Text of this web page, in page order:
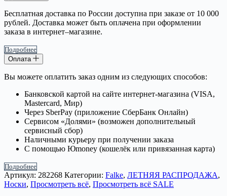
Бесплатная доставка по России доступна при заказе от 10 000
рублей. Доставка может быть оплачена при оформлении
заказа в интернет–магазине.
Подробнее
Оплата
Вы можете оплатить заказ одним из следующих способов:
Банковской картой на сайте интернет-магазина (VISA,
Mastercard, Мир)
Через SberPay (приложение СберБанк Онлайн)
Сервисом «Долями» (возможен дополнительный
сервисный сбор)
Наличными курьеру при получении заказа
С помощью Юmoney (кошелёк или привязанная карта)
Подробнее
Артикул: 282268 Категории: Falke, ЛЕТНЯЯ РАСПРОДАЖА,
Носки, Просмотреть всё, Просмотреть всё SALE